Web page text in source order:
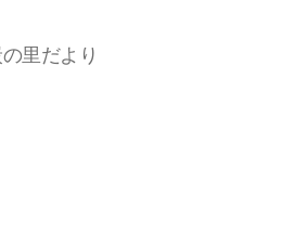
里だより